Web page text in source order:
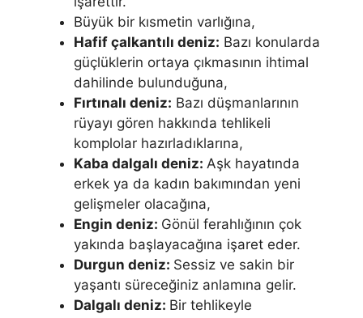
Büyük bir kısmetin varlığına,
Hafif çalkantılı deniz: Bazı konularda
güçlüklerin or­taya çıkmasının ihtimal
dahilinde bulunduğuna,
Fırtınalı deniz: Bazı düşmanlarının
rüyayı gören hak­kında tehlikeli
komplolar hazırladıklarına,
Kaba dalgalı deniz: Aşk hayatında
erkek ya da kadın bakımından yeni
gelişmeler olacağına,
Engin deniz: Gönül ferahlığının çok
yakında başlaya­cağına işaret eder.
Durgun deniz: Sessiz ve sakin bir
yaşantı süreceğiniz anlamı­na gelir.
Dalgalı deniz: Bir tehlikeyle